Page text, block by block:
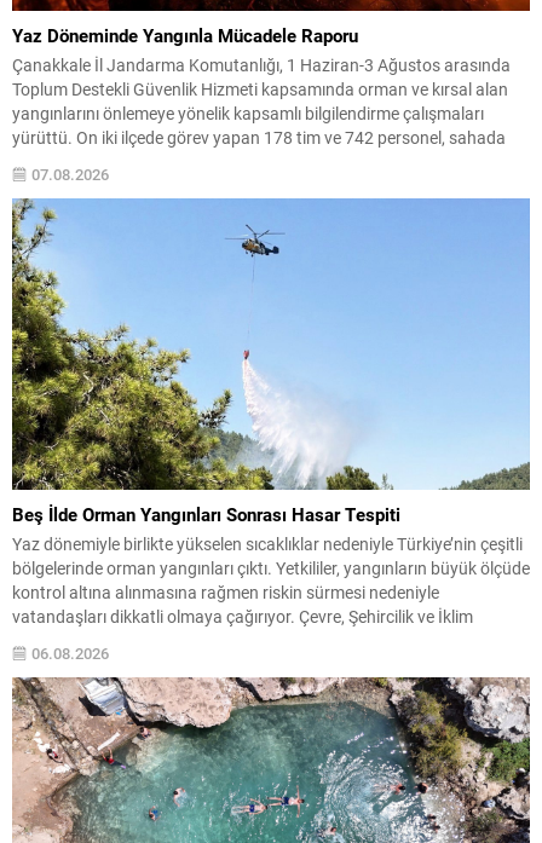
Yaz Döneminde Yangınla Mücadele Raporu
Çanakkale İl Jandarma Komutanlığı, 1 Haziran-3 Ağustos arasında
Toplum Destekli Güvenlik Hizmeti kapsamında orman ve kırsal alan
yangınlarını önlemeye yönelik kapsamlı bilgilendirme çalışmaları
yürüttü. On iki ilçede görev yapan 178 tim ve 742 personel, sahada
Faaliyetler esnasında bin 315 biçerdöver ve balya...
07.08.2026
Beş İlde Orman Yangınları Sonrası Hasar Tespiti
Yaz dönemiyle birlikte yükselen sıcaklıklar nedeniyle Türkiye’nin çeşitli
bölgelerinde orman yangınları çıktı. Yetkililer, yangınların büyük ölçüde
kontrol altına alınmasına rağmen riskin sürmesi nedeniyle
vatandaşları dikkatli olmaya çağırıyor. Çevre, Şehircilik ve İklim
sonuçlarını paylaştı ve etkilenenlerin yanında olunacağını vurguladı.
Kayıtlar ve tespit...
06.08.2026